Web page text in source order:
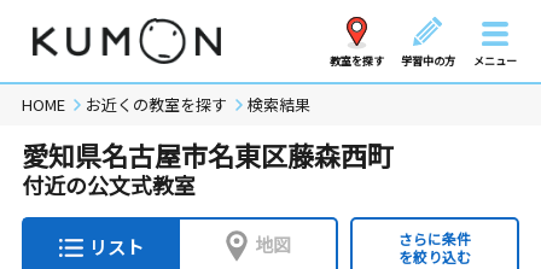
教室を探す 学習中の方 メニュー
HOME お近くの教室を探す 検索結果
愛知県名古屋市名東区藤森西町
付近の公文式教室
リスト 地図
さらに条件
を絞り込む